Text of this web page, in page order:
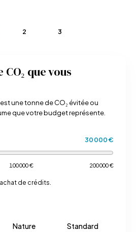
2 3
CO₂ que vous
une tonne de CO₂ évitée ou
que votre budget représente.
30 000 €
100 000 € 200 000 €
de crédits.
Nature Standard